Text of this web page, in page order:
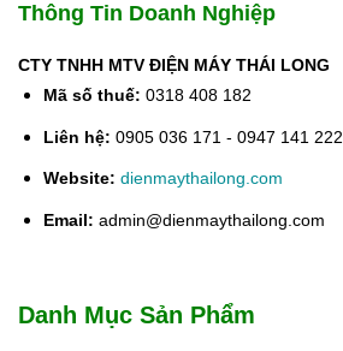
Thông Tin Doanh Nghiệp
CTY TNHH MTV ĐIỆN MÁY THÁI LONG
Mã số thuế: 0318 408 182
Liên hệ: 0905 036 171 - 0947 141 222
Website: dienmaythailong.com
Email: admin@dienmaythailong.com
Danh Mục Sản Phẩm